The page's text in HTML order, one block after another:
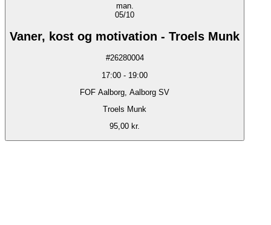
man.
05/10
Vaner, kost og motivation - Troels Munk
#26280004
17:00 - 19:00
FOF Aalborg, Aalborg SV
Troels Munk
95,00 kr.